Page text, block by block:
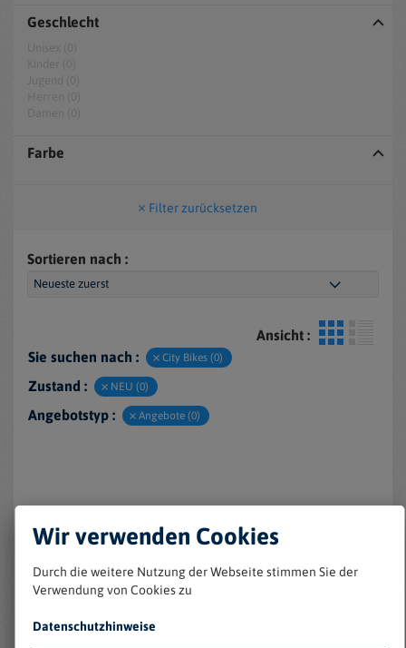
Geschlecht
Farbe
Filter zurücksetzen
Sortieren nach :
Ansicht :
Sie suchen nach :
City Bikes (0)
Zustand : NEU (0)
Angebotstyp : Angebote (0)
Keine Einträge gefunden
Wir verwenden Cookies
Durch die weitere Nutzung der Webseite stimmen Sie der
Verwendung von Cookies zu
Datenschutzhinweise